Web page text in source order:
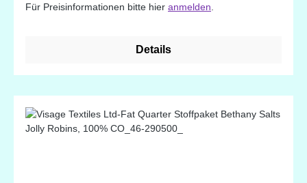
England
Für Preisinformationen bitte hier anmelden
Details